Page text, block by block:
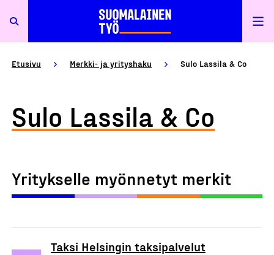
Etusivu Merkki- ja yrityshaku Sulo Lassila & Co
Sulo Lassila & Co
Yritykselle myönnetyt merkit
Taksi Helsingin taksipalvelut